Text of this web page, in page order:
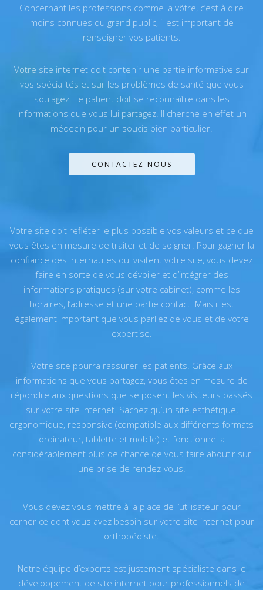
Concernant les professions comme la vôtre, c’est à dire
moins connues du grand public, il est important de
renseigner vos patients.
Votre site internet doit contenir une partie informative sur
vos spécialités et sur les problèmes de santé que vous
soulagez. Le patient doit se reconnaître dans les
informations que vous lui partagez. Il cherche en effet un
médecin pour un soucis bien particulier.
CONTACTEZ-NOUS
Votre site doit refléter le plus possible vos valeurs et ce que
vous êtes en mesure de traiter et de soigner. Pour gagner la
confiance des internautes qui visitent votre site, vous devez
faire en sorte de vous dévoiler et d’intégrer des
informations pratiques (sur votre cabinet), comme les
horaires, l’adresse et une partie contact. Mais il est
également important que vous parliez de vous et de votre
expertise.
Votre site pourra rassurer les patients. Grâce aux
informations que vous partagez, vous êtes en mesure de
répondre aux questions que se posent les visiteurs passés
sur votre site internet. Sachez qu’un site esthétique,
ergonomique, responsive (compatible aux différents formats
ordinateur, tablette et mobile) et fonctionnel a
considérablement plus de chance de vous faire aboutir sur
une prise de rendez-vous.
Vous devez vous mettre à la place de l’utilisateur pour
cerner ce dont vous avez besoin sur votre site internet pour
orthopédiste.
Notre équipe d’experts est justement spécialiste dans le
développement de site internet pour professionnels de